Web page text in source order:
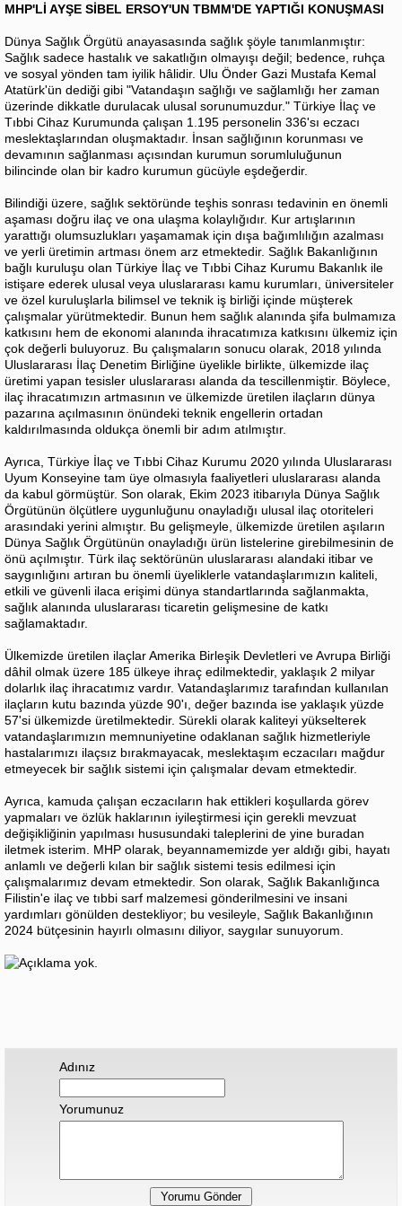
MHP'Lİ AYŞE SİBEL ERSOY'UN TBMM'DE YAPTIĞI KONUŞMASI
Dünya Sağlık Örgütü anayasasında sağlık şöyle tanımlanmıştır:
Sağlık sadece hastalık ve sakatlığın olmayışı değil; bedence, ruhça
ve sosyal yönden tam iyilik hâlidir. Ulu Önder Gazi Mustafa Kemal
Atatürk'ün dediği gibi "Vatandaşın sağlığı ve sağlamlığı her zaman
üzerinde dikkatle durulacak ulusal sorunumuzdur." Türkiye İlaç ve
Tıbbi Cihaz Kurumunda çalışan 1.195 personelin 336'sı eczacı
meslektaşlarından oluşmaktadır. İnsan sağlığının korunması ve
devamının sağlanması açısından kurumun sorumluluğunun
bilincinde olan bir kadro kurumun gücüyle eşdeğerdir.
Bilindiği üzere, sağlık sektöründe teşhis sonrası tedavinin en önemli
aşaması doğru ilaç ve ona ulaşma kolaylığıdır. Kur artışlarının
yarattığı olumsuzlukları yaşamamak için dışa bağımlılığın azalması
ve yerli üretimin artması önem arz etmektedir. Sağlık Bakanlığının
bağlı kuruluşu olan Türkiye İlaç ve Tıbbi Cihaz Kurumu Bakanlık ile
istişare ederek ulusal veya uluslararası kamu kurumları, üniversiteler
ve özel kuruluşlarla bilimsel ve teknik iş birliği içinde müşterek
çalışmalar yürütmektedir. Bunun hem sağlık alanında şifa bulmamıza
katkısını hem de ekonomi alanında ihracatımıza katkısını ülkemiz için
çok değerli buluyoruz. Bu çalışmaların sonucu olarak, 2018 yılında
Uluslararası İlaç Denetim Birliğine üyelikle birlikte, ülkemizde ilaç
üretimi yapan tesisler uluslararası alanda da tescillenmiştir. Böylece,
ilaç ihracatımızın artmasının ve ülkemizde üretilen ilaçların dünya
pazarına açılmasının önündeki teknik engellerin ortadan
kaldırılmasında oldukça önemli bir adım atılmıştır.
Ayrıca, Türkiye İlaç ve Tıbbi Cihaz Kurumu 2020 yılında Uluslararası
Uyum Konseyine tam üye olmasıyla faaliyetleri uluslararası alanda
da kabul görmüştür. Son olarak, Ekim 2023 itibarıyla Dünya Sağlık
Örgütünün ölçütlere uygunluğunu onayladığı ulusal ilaç otoriteleri
arasındaki yerini almıştır. Bu gelişmeyle, ülkemizde üretilen aşıların
Dünya Sağlık Örgütünün onayladığı ürün listelerine girebilmesinin de
önü açılmıştır. Türk ilaç sektörünün uluslararası alandaki itibar ve
saygınlığını artıran bu önemli üyeliklerle vatandaşlarımızın kaliteli,
etkili ve güvenli ilaca erişimi dünya standartlarında sağlanmakta,
sağlık alanında uluslararası ticaretin gelişmesine de katkı
sağlamaktadır.
Ülkemizde üretilen ilaçlar Amerika Birleşik Devletleri ve Avrupa Birliği
dâhil olmak üzere 185 ülkeye ihraç edilmektedir, yaklaşık 2 milyar
dolarlık ilaç ihracatımız vardır. Vatandaşlarımız tarafından kullanılan
ilaçların kutu bazında yüzde 90'ı, değer bazında ise yaklaşık yüzde
57'si ülkemizde üretilmektedir. Sürekli olarak kaliteyi yükselterek
vatandaşlarımızın memnuniyetine odaklanan sağlık hizmetleriyle
hastalarımızı ilaçsız bırakmayacak, meslektaşım eczacıları mağdur
etmeyecek bir sağlık sistemi için çalışmalar devam etmektedir.
Ayrıca, kamuda çalışan eczacıların hak ettikleri koşullarda görev
yapmaları ve özlük haklarının iyileştirmesi için gerekli mevzuat
değişikliğinin yapılması hususundaki taleplerini de yine buradan
iletmek isterim. MHP olarak, beyannamemizde yer aldığı gibi, hayatı
anlamlı ve değerli kılan bir sağlık sistemi tesis edilmesi için
çalışmalarımız devam etmektedir. Son olarak, Sağlık Bakanlığınca
Filistin'e ilaç ve tıbbi sarf malzemesi gönderilmesini ve insani
yardımları gönülden destekliyor; bu vesileyle, Sağlık Bakanlığının
2024 bütçesinin hayırlı olmasını diliyor, saygılar sunuyorum.
Adınız
Yorumunuz